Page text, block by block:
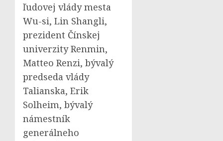
ľudovej vlády mesta
Wu-si, Lin Shangli,
prezident Čínskej
univerzity Renmin,
Matteo Renzi, bývalý
predseda vlády
Talianska, Erik
Solheim, bývalý
námestník
generálneho